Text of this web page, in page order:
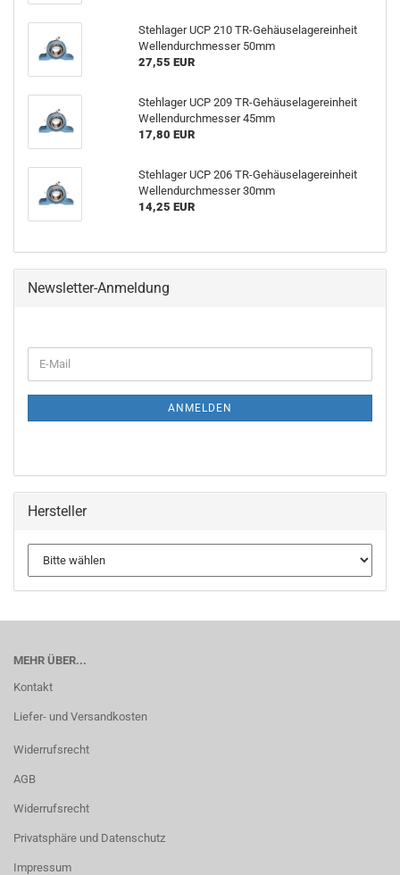
Stehlager UCP 210 TR-Gehäuselagereinheit
Wellendurchmesser 50mm
27,55 EUR
Stehlager UCP 209 TR-Gehäuselagereinheit
Wellendurchmesser 45mm
17,80 EUR
Stehlager UCP 206 TR-Gehäuselagereinheit
Wellendurchmesser 30mm
14,25 EUR
Newsletter-Anmeldung
ANMELDEN
Hersteller
MEHR ÜBER...
Kontakt
Liefer- und Versandkosten
Widerrufsrecht
AGB
Widerrufsrecht
Privatsphäre und Datenschutz
Impressum